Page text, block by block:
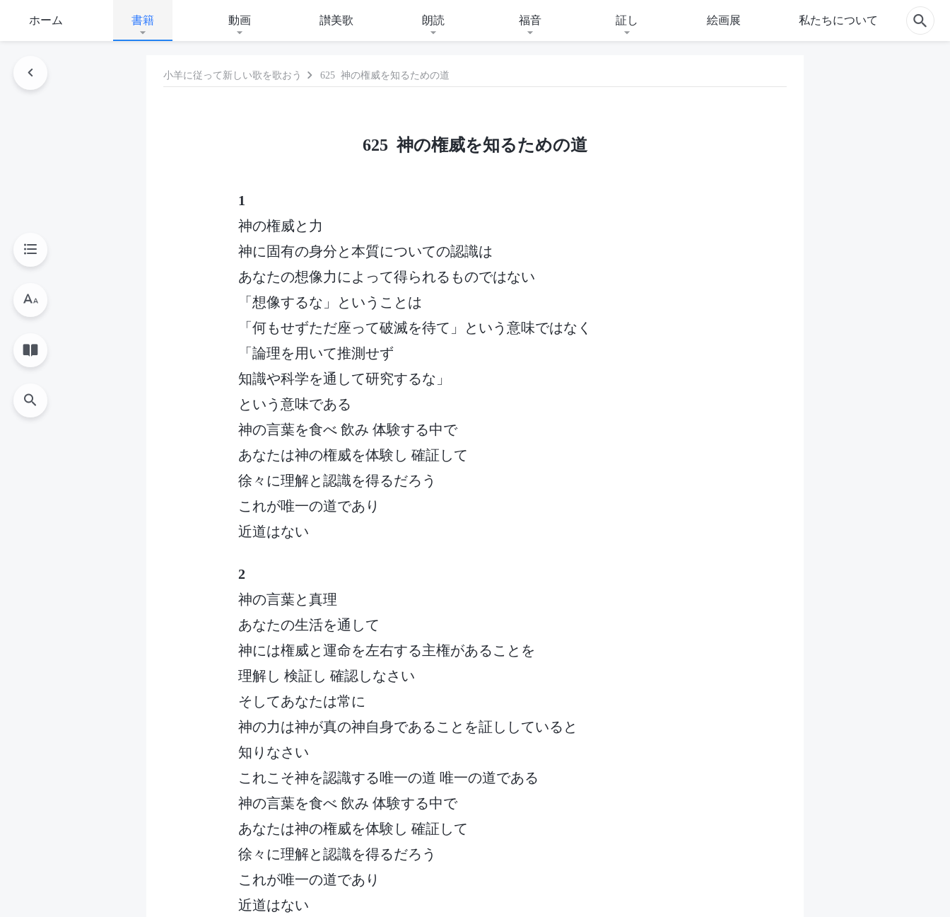
ホーム 書籍 動画 讃美歌 朗読 福音 証し 絵画展 私たちについて
小羊に従って新しい歌を歌おう 625 神の権威を知るための道
625 神の権威を知るための道
1
神の権威と力
神に固有の身分と本質についての認識は
あなたの想像力によって得られるものではない
「想像するな」ということは
「何もせずただ座って破滅を待て」という意味ではなく
「論理を用いて推測せず
知識や科学を通して研究するな」
という意味である
神の言葉を食べ 飲み 体験する中で
あなたは神の権威を体験し 確証して
徐々に理解と認識を得るだろう
これが唯一の道であり
近道はない
2
神の言葉と真理
あなたの生活を通して
神には権威と運命を左右する主権があることを
理解し 検証し 確認しなさい
そしてあなたは常に
神の力は神が真の神自身であることを証ししていると
知りなさい
これこそ神を認識する唯一の道 唯一の道である
神の言葉を食べ 飲み 体験する中で
あなたは神の権威を体験し 確証して
徐々に理解と認識を得るだろう
これが唯一の道であり
近道はない